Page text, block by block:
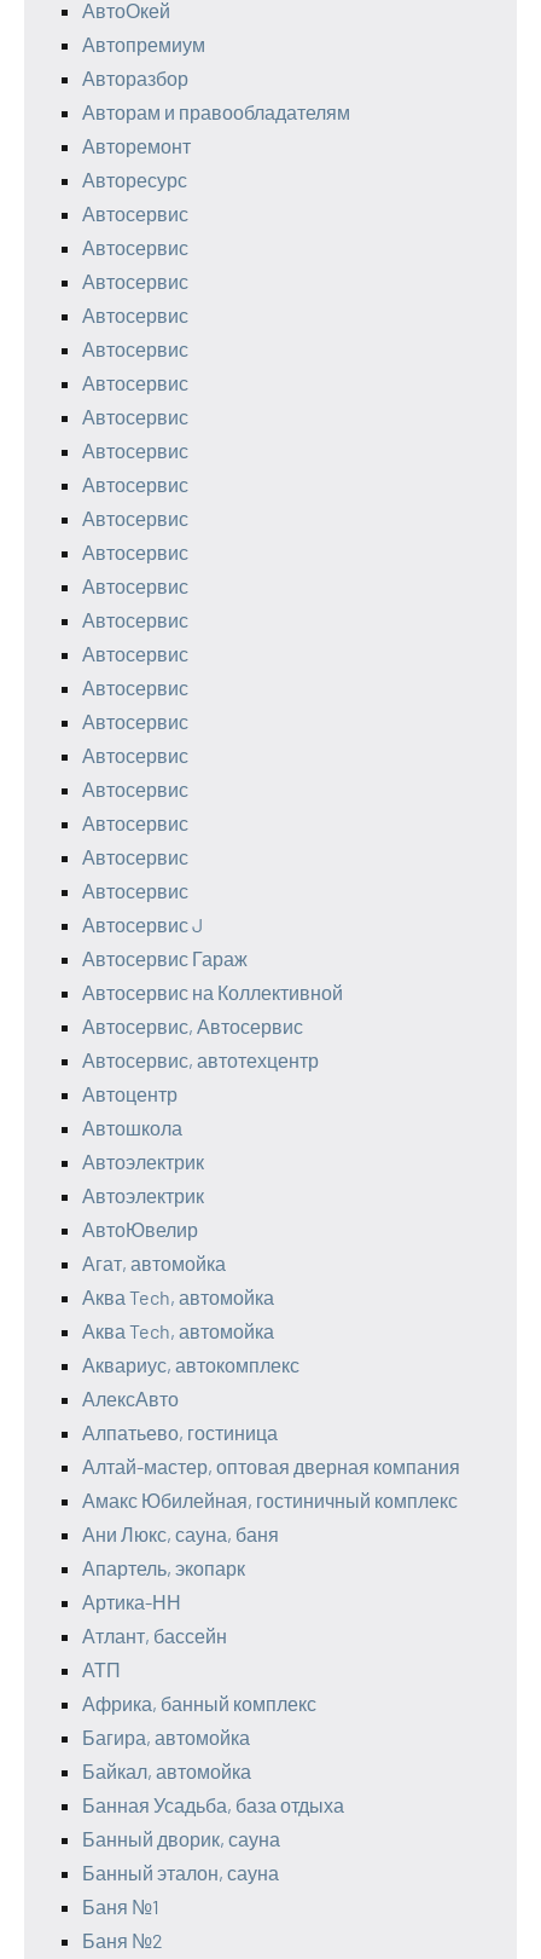
АвтоОкей
Автопремиум
Авторазбор
Авторам и правообладателям
Авторемонт
Авторесурс
Автосервис
Автосервис
Автосервис
Автосервис
Автосервис
Автосервис
Автосервис
Автосервис
Автосервис
Автосервис
Автосервис
Автосервис
Автосервис
Автосервис
Автосервис
Автосервис
Автосервис
Автосервис
Автосервис
Автосервис
Автосервис
Автосервис J
Автосервис Гараж
Автосервис на Коллективной
Автосервис, Автосервис
Автосервис, автотехцентр
Автоцентр
Автошкола
Автоэлектрик
Автоэлектрик
АвтоЮвелир
Агат, автомойка
Аква Tech, автомойка
Аква Tech, автомойка
Аквариус, автокомплекс
АлексАвто
Алпатьево, гостиница
Алтай-мастер, оптовая дверная компания
Амакс Юбилейная, гостиничный комплекс
Ани Люкс, сауна, баня
Апартель, экопарк
Артика-НН
Атлант, бассейн
АТП
Африка, банный комплекс
Багира, автомойка
Байкал, автомойка
Банная Усадьба, база отдыха
Банный дворик, сауна
Банный эталон, сауна
Баня №1
Баня №2